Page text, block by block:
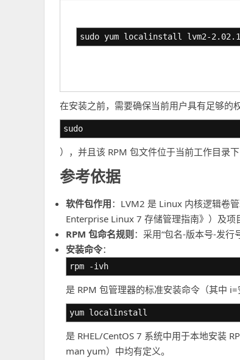
sudo yum localinstall lvm2-
在安装之前，需要确保当前用户具有足够的
sudo
），并且该 RPM 包文件位于当前工作目录
参考依据
软件包作用：LVM2 是 Linux 内核逻辑卷
Enterprise Linux 7 存储管理指南》）及项
RPM 包命名规则 ：采用“包名-版本号-发行
安装命令：
rpm -ivh
是 RPM 包管理器的标准安装命令（其中
yum localinstall
是 RHEL/CentOS 7 系统中用于本地安装
man yum）中均有定义。